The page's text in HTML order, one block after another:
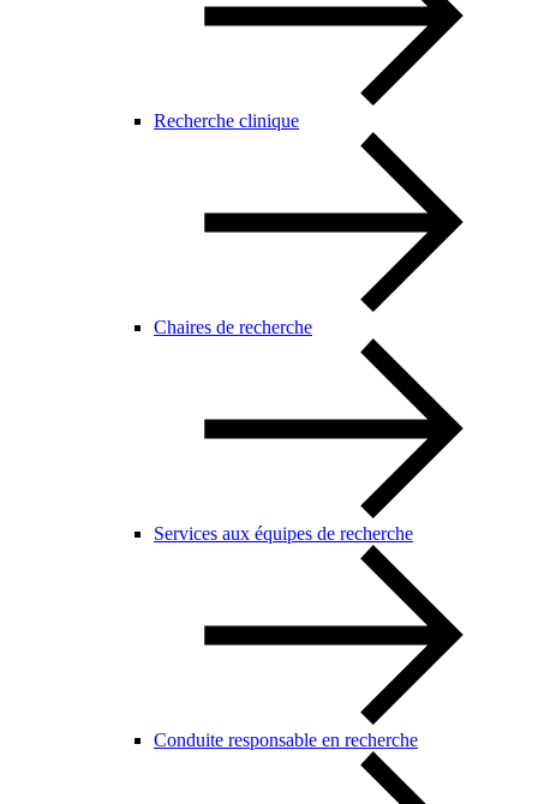
Recherche clinique
Chaires de recherche
Services aux équipes de recherche
Conduite responsable en recherche